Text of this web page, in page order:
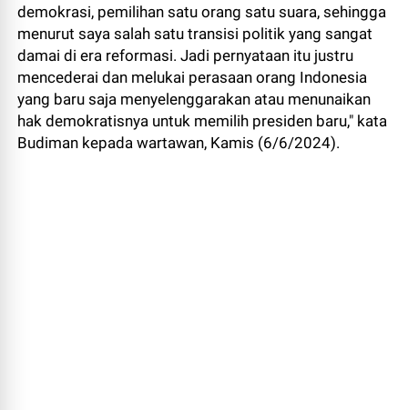
demokrasi, pemilihan satu orang satu suara, sehingga
menurut saya salah satu transisi politik yang sangat
damai di era reformasi. Jadi pernyataan itu justru
mencederai dan melukai perasaan orang Indonesia
yang baru saja menyelenggarakan atau menunaikan
hak demokratisnya untuk memilih presiden baru," kata
Budiman kepada wartawan, Kamis (6/6/2024).